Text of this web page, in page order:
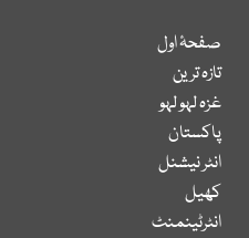
صفحۂ اول
تازہ ترین
غزہ لہو لہو
پاکستان
انٹر نیشنل
کھیل
انٹرٹینمنٹ